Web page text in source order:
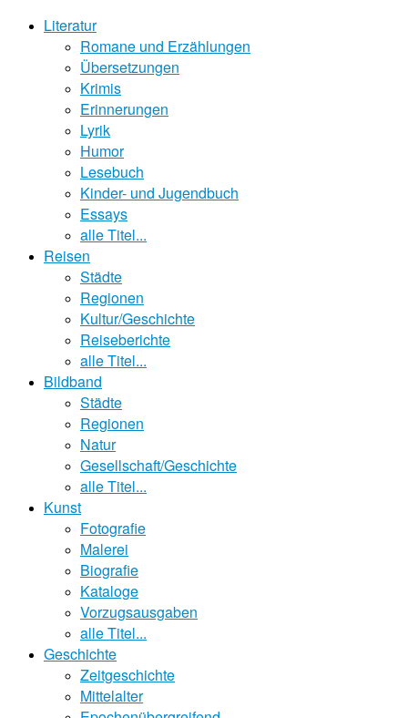
Literatur
Romane und Erzählungen
Übersetzungen
Krimis
Erinnerungen
Lyrik
Humor
Lesebuch
Kinder- und Jugendbuch
Essays
alle Titel...
Reisen
Städte
Regionen
Kultur/Geschichte
Reiseberichte
alle Titel...
Bildband
Städte
Regionen
Natur
Gesellschaft/Geschichte
alle Titel...
Kunst
Fotografie
Malerei
Biografie
Kataloge
Vorzugsausgaben
alle Titel...
Geschichte
Zeitgeschichte
Mittelalter